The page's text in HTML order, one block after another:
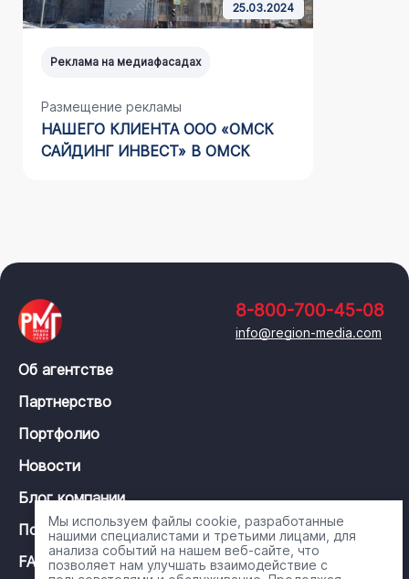
25.03.2024
Реклама на медиафасадах
Размещение рекламы
НАШЕГО КЛИЕНТА ООО «ОМСК
САЙДИНГ ИНВЕСТ» В ОМСК
8-800-700-45-08
info@region-media.com
Об агентстве
Партнерство
Портфолио
Новости
Блог компании
Политика конфиденциальности
FAQ
Мы используем файлы cookie, разработанные
нашими специалистами и третьими лицами, для
анализа событий на нашем веб-сайте, что
позволяет нам улучшать взаимодействие с